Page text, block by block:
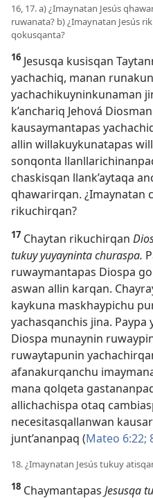
16, 17. a) ¿Imaynatan Jesús
ruwanata? b) ¿Imaynatan Jesús
qokusqanta?
16 Jesusqa kusisqan
yachachiq, manan
yachachikuyninkunaman
k’anchariq Jehová Diosman
kausaymantapas
allin willakuykunatapas
sonqonta
chaskisqan llank’aytaqa
qhawarirqan. ¿Imaynatan
rikuchirqan?
17 Chaytan rikuchirqan
tukuy yuyayninta churaspa.
ruwaymantapas Diospa
aswan allin karqan.
kaykuna maskhaypichu
yachasqanchis jina.
Diospa munaynin
ruwaytapunin
afanakurqanchu
mana qolqeta
allichachispa otaq
necesitasqallanwan
junt’ananpaq (Mateo 6:22;
18. ¿Imaynatan Jesús tukuy
18 Chaymantapas Jesusqa